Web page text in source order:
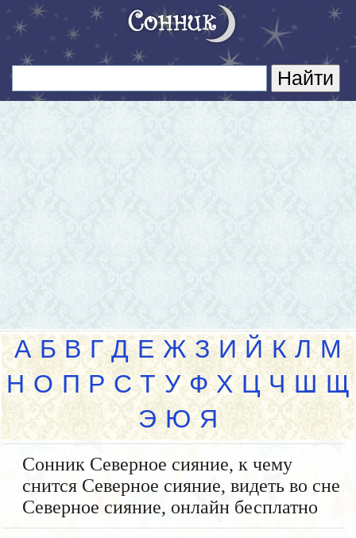
А Б В Г Д Е Ж З И Й К Л М
Н О П Р С Т У Ф Х Ц Ч Ш Щ
Э Ю Я
Сонник Северное сияние, к чему
снится Северное сияние, видеть во сне
Северное сияние, онлайн бесплатно